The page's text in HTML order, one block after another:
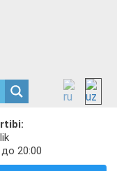
20:00